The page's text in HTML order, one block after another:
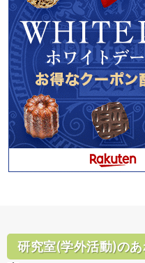
研究室(学外活動)の